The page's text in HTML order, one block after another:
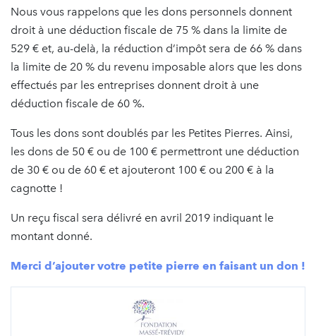
Nous vous rappelons que les dons personnels donnent
droit à une déduction fiscale de 75 % dans la limite de
529 € et, au-delà, la réduction d’impôt sera de 66 % dans
la limite de 20 % du revenu imposable alors que les dons
effectués par les entreprises donnent droit à une
déduction fiscale de 60 %.
Tous les dons sont doublés par les Petites Pierres. Ainsi,
les dons de 50 € ou de 100 € permettront une déduction
de 30 € ou de 60 € et ajouteront 100 € ou 200 € à la
cagnotte !
Un reçu fiscal sera délivré en avril 2019 indiquant le
montant donné.
Merci d’ajouter votre petite pierre en faisant un don !